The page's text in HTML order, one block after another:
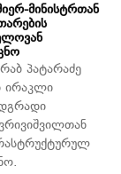
მინისტრთან
პატარაძე
ირაკლი